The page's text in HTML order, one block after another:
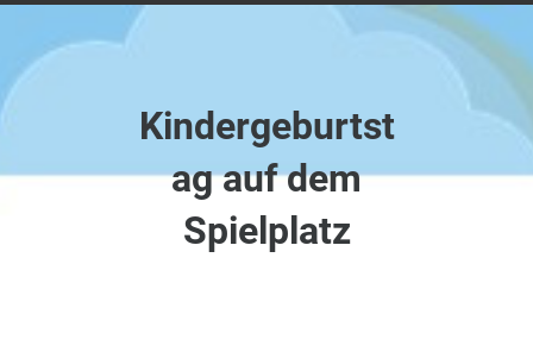
Kindergeburtst
ag auf dem
Spielplatz